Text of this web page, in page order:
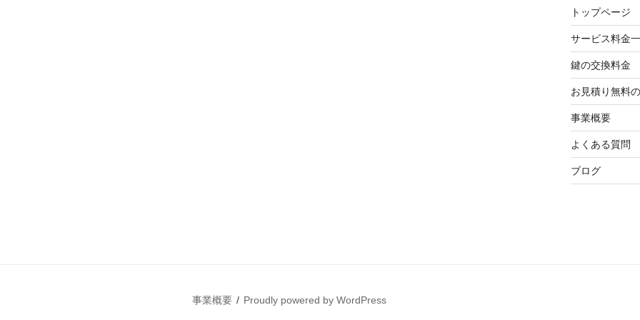
トップページ
サービス料金
鍵の交換料金
お見積り無料
事業概要
よくある質問
ブログ
事業概要 Proudly powered by WordPress